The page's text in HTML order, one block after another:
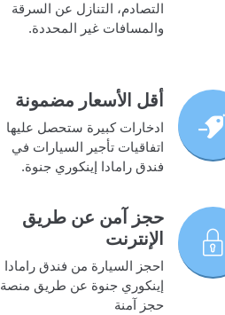
التصادم، التنازل عن السرقة
والمسافات غير المحددة.
أقل الأسعار مضمونة
ادخارات كبيرة ستحصل عليها
اتفاقيات تأجير السيارات في
فندق رامادا إينكوري جنوة.
حجز آمن عن طريق
الإنترنت
احجز السيارة من فندق رامادا
إينكوري جنوة عن طريق منصة
حجز آمنة